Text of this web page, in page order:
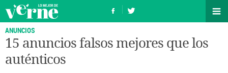
ANUNCIOS
15 anuncios falsos mejores que los
auténticos